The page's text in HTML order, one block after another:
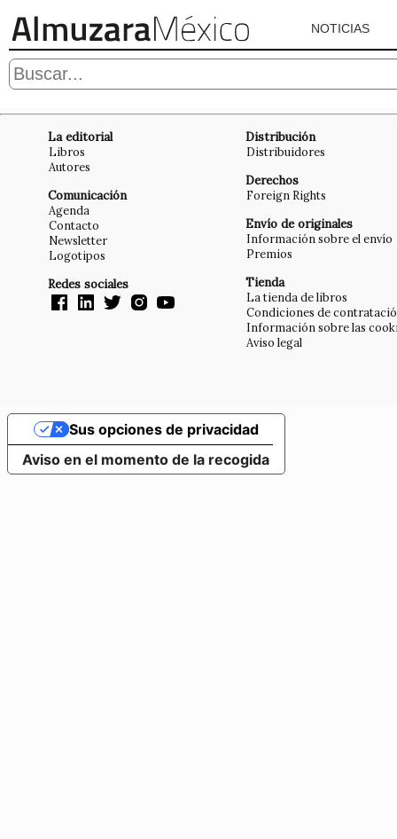
NOTICIAS
La editorial
Libros
Autores
Comunicación
Agenda
Contacto
Newsletter
Logotipos
Redes sociales
Distribución
Distribuidores
Derechos
Foreign Rights
Envío de originales
Información sobre el envío
Premios
Tienda
La tienda de libros
Condiciones de
Información sobre las
Aviso legal
Aviso en el momento de la recogida
Sus opciones de privacidad